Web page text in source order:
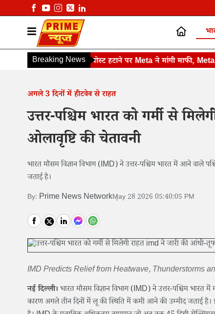
Breaking News
PM मोदी की पोस्ट हटाने पर Meta ने मांगी माफी, Meta ने
अगले 3 दिनों में हीटवेव से राहत
उत्तर-पश्चिम भारत को गर्मी से
ओलावृष्टि की चेतावनी
भारत मौसम विज्ञान विभाग (IMD) ने उत्तर-पश्चिम भारत में आने वाले
जताई है।
By: Prime News NetworkMay 28 2026 05:40:05 PM
IMD Predicts Relief from Heatwave, Thunderstorms
नई दिल्ली। भारत मौसम विज्ञान विभाग (IMD) ने उत्तर-पश्चिम भारत
कारण अगले तीन दिनों में लू की स्थिति में कमी आने की उम्मीद जताई